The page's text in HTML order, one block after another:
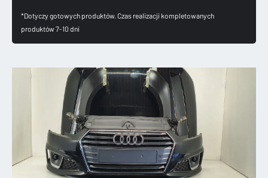
*Dotyczy gotowych produktów. Czas realizacji kompletowanych
produktów 7-10 dni